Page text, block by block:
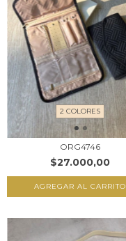
2 COLORES
ORG4746
$27.000,00
AGREGAR AL CARRITO